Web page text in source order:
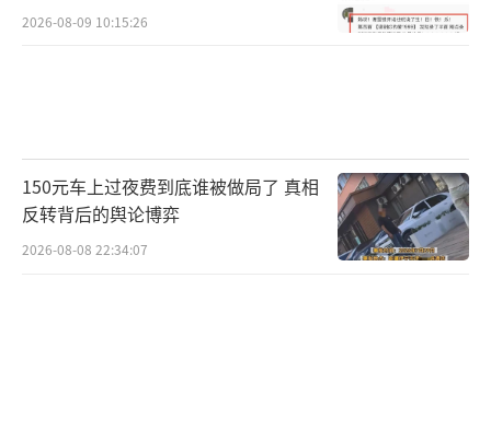
2026-08-09 10:15:26
150元车上过夜费到底谁被做局了 真相
反转背后的舆论博弈
2026-08-08 22:34:07